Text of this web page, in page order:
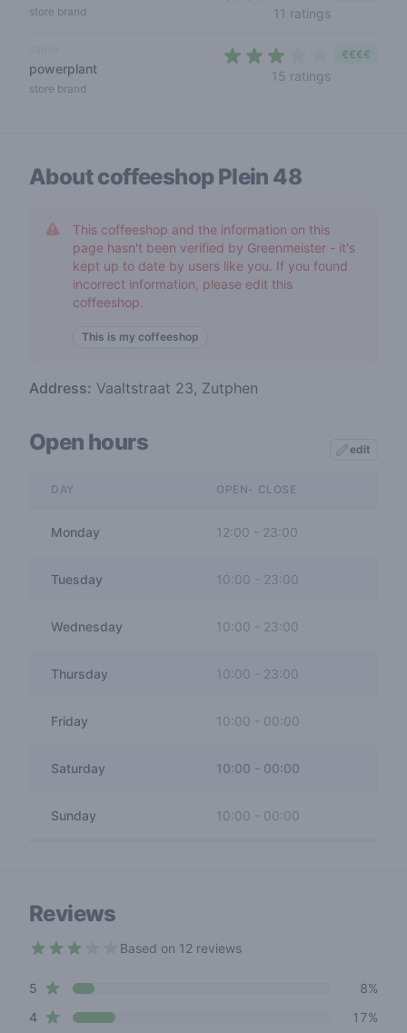
store brand 11 ratings
powerplant
store brand
15 ratings
€€€€
About coffeeshopPlein 48
This coffeeshop and the information on this
page hasn't been verified by Greenmeister - it's
kept up to date by users like you. If you found
incorrect information, please edit this
coffeeshop.
This is my coffeeshop
Address: Vaaltstraat 23, Zutphen
Open hours edit
DAY OPEN- CLOSE
Monday 12:00 - 23:00
Tuesday 10:00 23:00
Wednesday 10:00 - 23:00
Thursday 10:00 23:00
Friday 10:00 - 00:00
Saturday 10:00 - 00:00
Sunday 10:00 - 00:00
Reviews
Based on 12 reviews
Review data
5 star reviews
8%
4star reviews 17%